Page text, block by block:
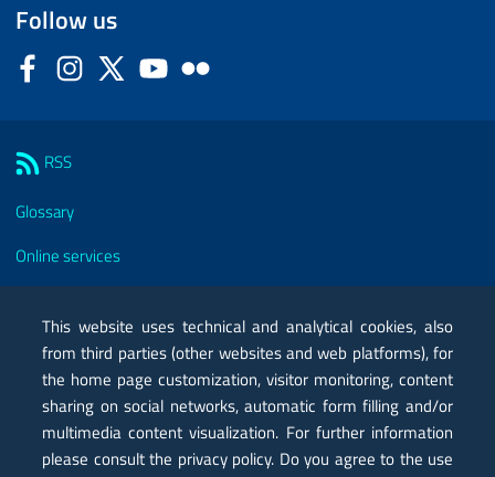
Follow us
FacebookInstagram
Twitter YouTube
RSS
Glossary
Online services
Certified mail PEC
Privacy
Legal notes
This website uses technical and analytical cookies, also
from third parties (other websites and web platforms), for
the home page customization, visitor monitoring, content
sharing on social networks, automatic form filling and/or
multimedia content visualization. For further information
please consult the privacy policy. Do you agree to the use